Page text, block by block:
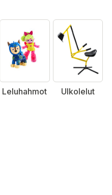
Leluhahmot Ulkolelut